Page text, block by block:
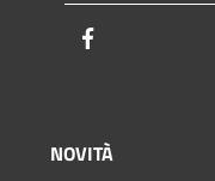
NOVITÀ